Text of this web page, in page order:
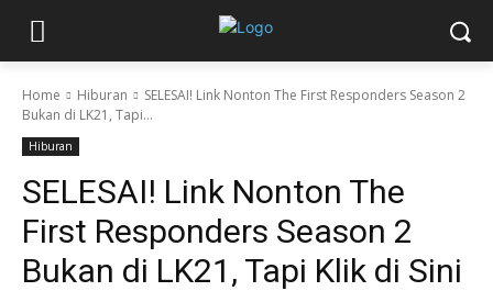
Home Hiburan
SELESAI! Link Nonton The First Responders Season 2
Bukan di LK21, Tapi...
Hiburan
SELESAI! Link Nonton The
First Responders Season 2
Bukan di LK21, Tapi Klik di Sini